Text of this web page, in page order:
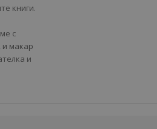
книги.
с
и макар
и